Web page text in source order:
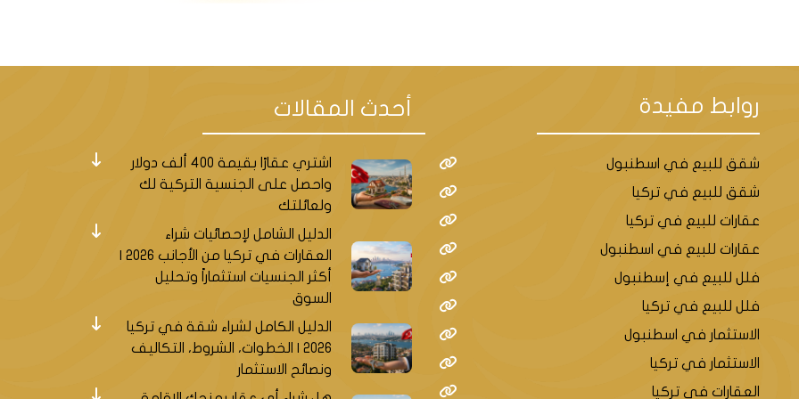
يمكن للأجنبي شراء عقار في تركيا بالتقسيط؟
مع حقوق المواطنين الأتراك. يمكن للأجانب شراء وبيع وتأجير أي عقار في
روابط مفيدة
شقق للبيع في اسطنبول
شقق للبيع في تركيا
عقارات للبيع في تركيا
عقارات للبيع في اسطنبول
فلل للبيع في إسطنبول
فلل للبيع في تركيا
الاستثمار في اسطنبول
الاستثمار في تركيا
العقارات في تركيا
أحدث المقالات
اشتري عقارًا بقيمة 400 ألف دولار
واحصل على الجنسية التركية لك
ولعائلتك
الدليل الشامل لإحصائيات شراء
أكثر الجنسيات استثماراً وتحليل
السوق
الدليل الكامل لشراء شقة في تركيا
2026 | الخطوات، الشروط، التكاليف
ونصائح الاستثمار